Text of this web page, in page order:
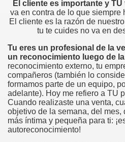
El cliente es importante y
va en contra de lo que siempre
El cliente es la razón de
tu te cuides no va en
Tu eres un profesional de la
un reconocimiento luego de
reconocimiento externo, tu
compañeros (también lo
formamos parte de un equipo,
adelante). Hoy me refiero a TU
Cuando realizaste una venta,
objetivo de la semana, del mes,
más íntima y pequeña para ti:
autoreconocimiento!